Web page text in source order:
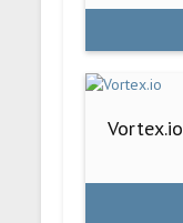
Vortex.io